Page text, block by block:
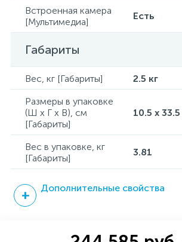
Встроенная камера
[Мультимедиа]
Есть
Габариты
Вес, кг [Габариты]
2.5 кг
Размеры в упаковке
(Ш x Г x В), см
[Габариты]
10.5 x
Вес в упаковке, кг
[Габариты]
3.81
Дополнительные свойства